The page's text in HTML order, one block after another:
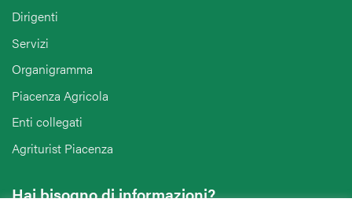
Dirigenti
Servizi
Organigramma
Piacenza Agricola
Enti collegati
Agriturist Piacenza
Hai bisogno di informazioni?